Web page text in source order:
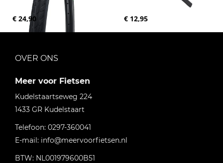
€ 24,90 € 12,95
OVER ONS
Meer voor Fietsen
Kudelstaartseweg 224
1433 GR Kudelstaart
Telefoon: 0297-360041
E-mail: info@meervoorfietsen.nl
BTW: NL001979600B51